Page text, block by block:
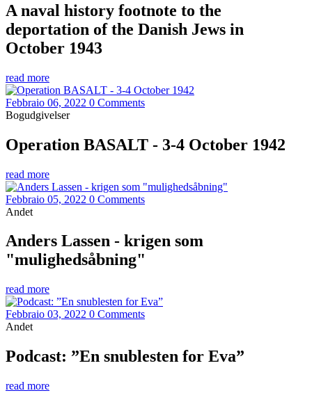
A naval history footnote to the
deportation of the Danish Jews in
October 1943
read more
Febbraio 06, 2022 0 Comments
Bogudgivelser
Operation BASALT - 3-4 October 1942
read more
Febbraio 05, 2022 0 Comments
Andet
Anders Lassen - krigen som
"mulighedsåbning"
read more
Febbraio 03, 2022 0 Comments
Andet
Podcast: ”En snublesten for Eva”
read more